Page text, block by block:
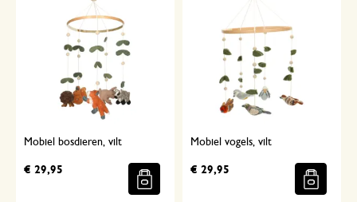
Mobiel bosdieren, vilt
€ 29,95
Mobiel vogels, vilt
€ 29,95